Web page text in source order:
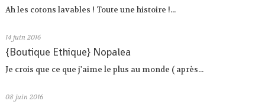
Ah les cotons lavables ! Toute une histoire !...
14 juin 2016
{Boutique Ethique} Nopalea
Je crois que ce que j'aime le plus au monde ( après...
08 juin 2016